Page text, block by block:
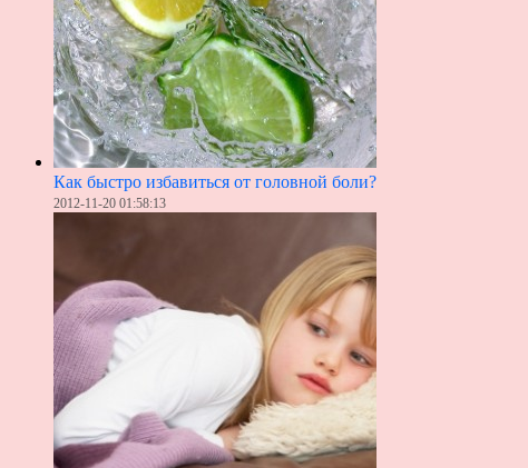
Как быстро избавиться от головной боли?
2012-11-20 01:58:13